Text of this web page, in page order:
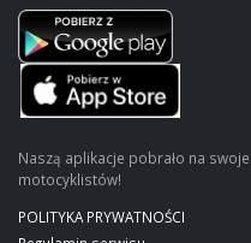
Naszą aplikacje pobrało na
motocyklistów!
POLITYKA PRYWATNOŚCI